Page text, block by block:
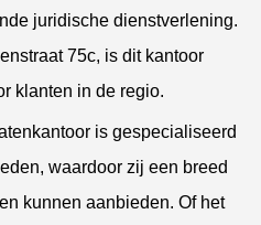
juridische dienstverlening.
75c, is dit kantoor
klanten in de regio.
is gespecialiseerd
waardoor zij een breed
kunnen aanbieden. Of het